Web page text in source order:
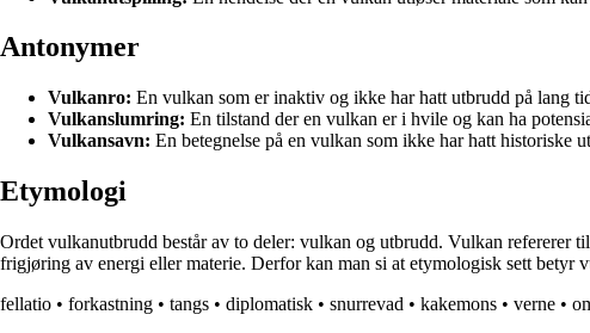
Antonymer
Vulkanro: En vulkan som er inaktiv og ikke har hatt utbrudd på lang
Vulkanslumring: En tilstand der en vulkan er i hvile og kan ha
Vulkansavn: En betegnelse på en vulkan som ikke har hatt historiske
Etymologi
Ordet vulkanutbrudd består av to deler: vulkan og utbrudd. Vulkan refererer
frigjøring av energi eller materie. Derfor kan man si at etymologisk sett
fellatio • forkastning • tangs • diplomatisk • snurrevad • kakemons • verne •